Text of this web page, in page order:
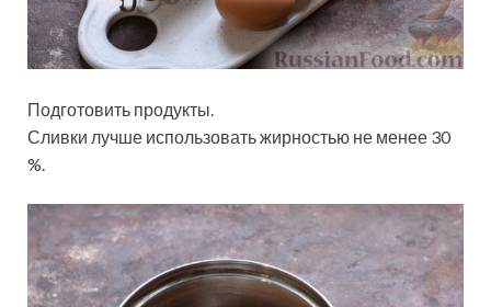
Подготовить продукты.
Сливки лучше использовать жирностью не менее 30
%.